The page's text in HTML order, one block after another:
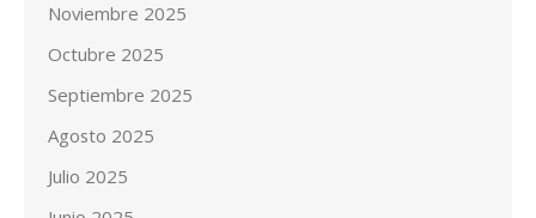
Noviembre 2025
Octubre 2025
Septiembre 2025
Agosto 2025
Julio 2025